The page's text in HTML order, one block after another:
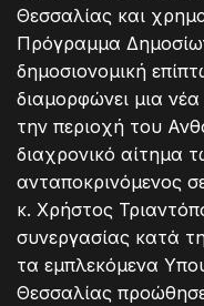
Θεσσαλίας και
Πρόγραμμα
δημοσιονομική
διαμορφώνει μια
την περιοχή του
διαχρονικό αίτημα
ανταποκρινόμενος
κ. Χρήστος
συνεργασίας κατά
τα εμπλεκόμενα
Θεσσαλίας